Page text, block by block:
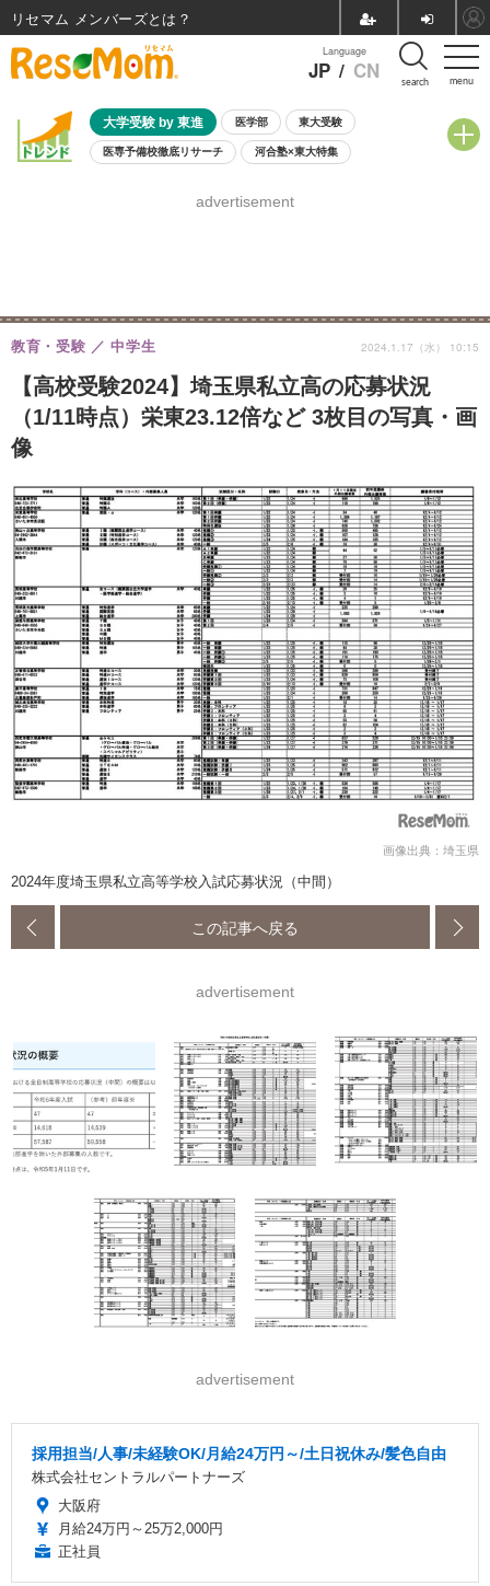
menu
Language
JP / CN search
大学受験 by 東進 医学部 東大受験
医専予備校徹底リサーチ 河合塾×東大特集
8月開催学校説明会・相談会
advertisement
【高校受験2024】埼玉県私立高の応募状況
（1/11時点）栄東23.12倍など 3枚目の写真・画
像
教育・受験 中学生 2024.1.17（水） 10:15
画像出典：埼玉県
2024年度埼玉県私立高等学校入試応募状況（中間）
この記事へ戻る
advertisement
advertisement
採用担当/人事/未経験OK/月給24万円～/土日祝休み/髪色自由
株式会社セントラルパートナーズ
大阪府
月給24万円～25万2,000円
正社員
リセマム メンバーズ